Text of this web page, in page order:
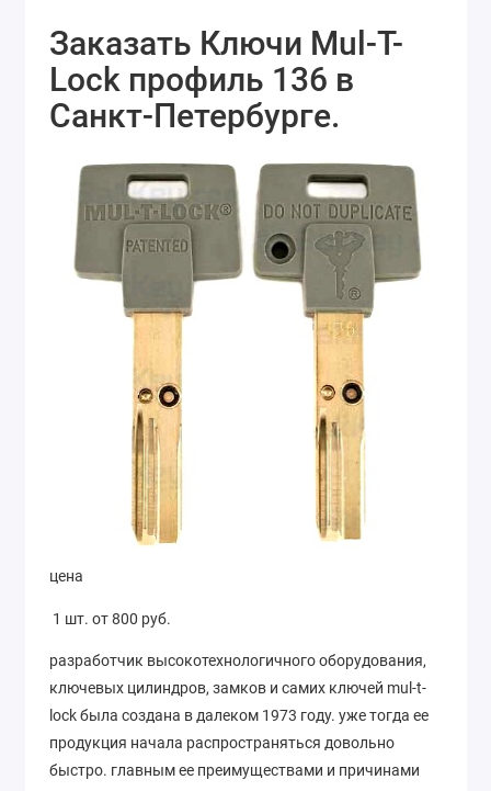
Заказать Ключи Mul-T-
Lock профиль 136 в
Санкт-Петербурге.
цена
1 шт. от 800 руб.
разработчик высокотехнологичного оборудования,
ключевых цилиндров, замков и самих ключей mul-t-
lock была создана в далеком 1973 году. уже тогда ее
продукция начала распространяться довольно
быстро. главным ее преимуществами и причинами